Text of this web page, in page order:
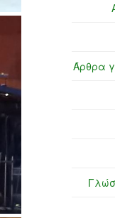
Άρθρα